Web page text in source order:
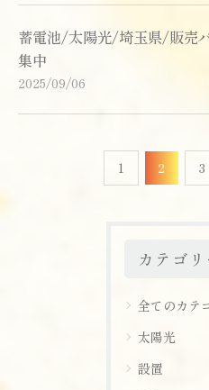
蓄電池/太陽光/埼玉県/販売
集中
2025/09/06
1 2 3
カテゴリ
全てのカテ
太陽光
設置